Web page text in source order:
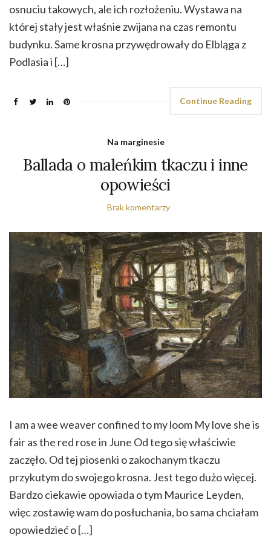
osnuciu takowych, ale ich rozłożeniu. Wystawa na
której stały jest właśnie zwijana na czas remontu
budynku. Same krosna przywędrowały do Elbląga z
Podlasia i […]
Continue Reading
Na marginesie
Ballada o maleńkim tkaczu i inne
opowieści
Brak komentarzy
I am a wee weaver confined to my loom My love she is
fair as the red rose in June Od tego się właściwie
zaczęło. Od tej piosenki o zakochanym tkaczu
przykutym do swojego krosna. Jest tego dużo więcej.
Bardzo ciekawie opowiada o tym Maurice Leyden,
więc zostawię wam do posłuchania, bo sama chciałam
opowiedzieć o […]